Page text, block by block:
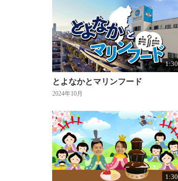
1:30
とよなかとマリンフード
2024年10月
1:30